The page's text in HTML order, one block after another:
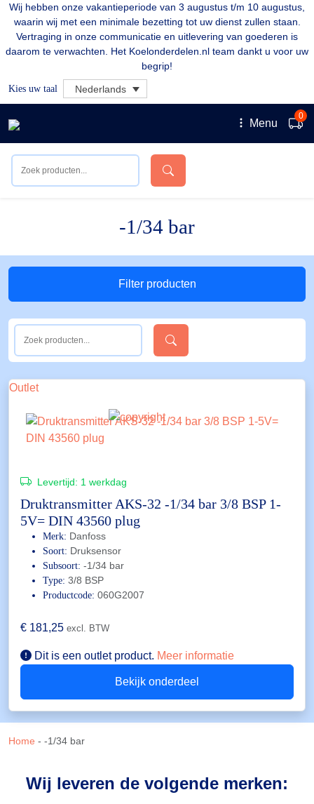
Wij hebben onze vakantieperiode van 3 augustus t/m 10 augustus,
waarin wij met een minimale bezetting tot uw dienst zullen staan.
Vertraging in onze communicatie en uitlevering van goederen is
daarom te verwachten. Het Koelonderdelen.nl team dankt u voor uw
begrip!
Kies uw taal Nederlands
Menu
0
-1/34 bar
Filter producten
Outlet
Levertijd: 1 werkdag
Druktransmitter AKS-32 -1/34 bar 3/8 BSP 1-
5V= DIN 43560 plug
Merk: Danfoss
Soort: Druksensor
Subsoort: -1/34 bar
Type: 3/8 BSP
Productcode: 060G2007
€ 181,25 excl. BTW
Dit is een outlet product. Meer informatie
Bekijk onderdeel
Home - -1/34 bar
Wij leveren de volgende merken: